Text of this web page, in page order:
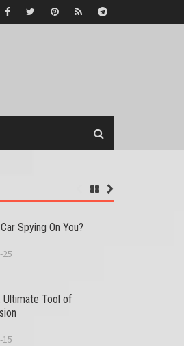
Spying On You?
25
Ultimate Tool of
15